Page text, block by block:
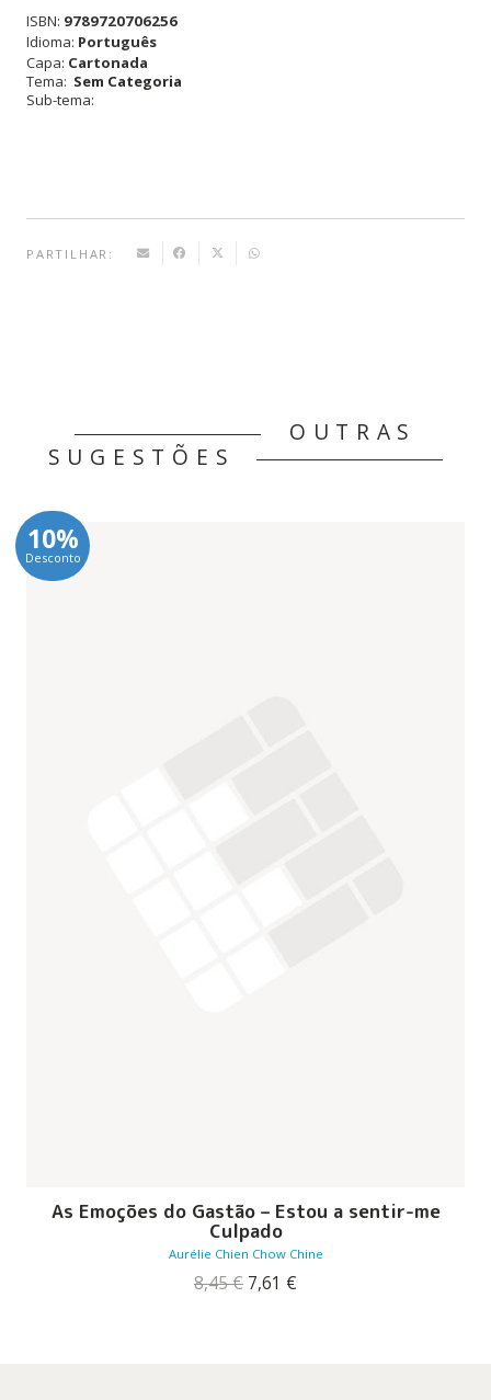
Pequenos
Curiosos
ISBN: 9789720706256
Idioma: Português
Capa: Cartonada
Tema: Sem Categoria
Sub-tema:
PARTILHAR:
OUTRAS
SUGESTÕES
10%
Desconto
As Emoções do Gastão – Estou a sentir-me
Culpado
Aurélie Chien Chow Chine
8,45€ O
7,61 €